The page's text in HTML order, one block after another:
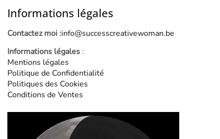
Informations légales
Contactez moi :info@successcreativewoman.be
Informations légales :
Mentions légales
Politique de Confidentialité
Politiques des Cookies
Conditions de Ventes